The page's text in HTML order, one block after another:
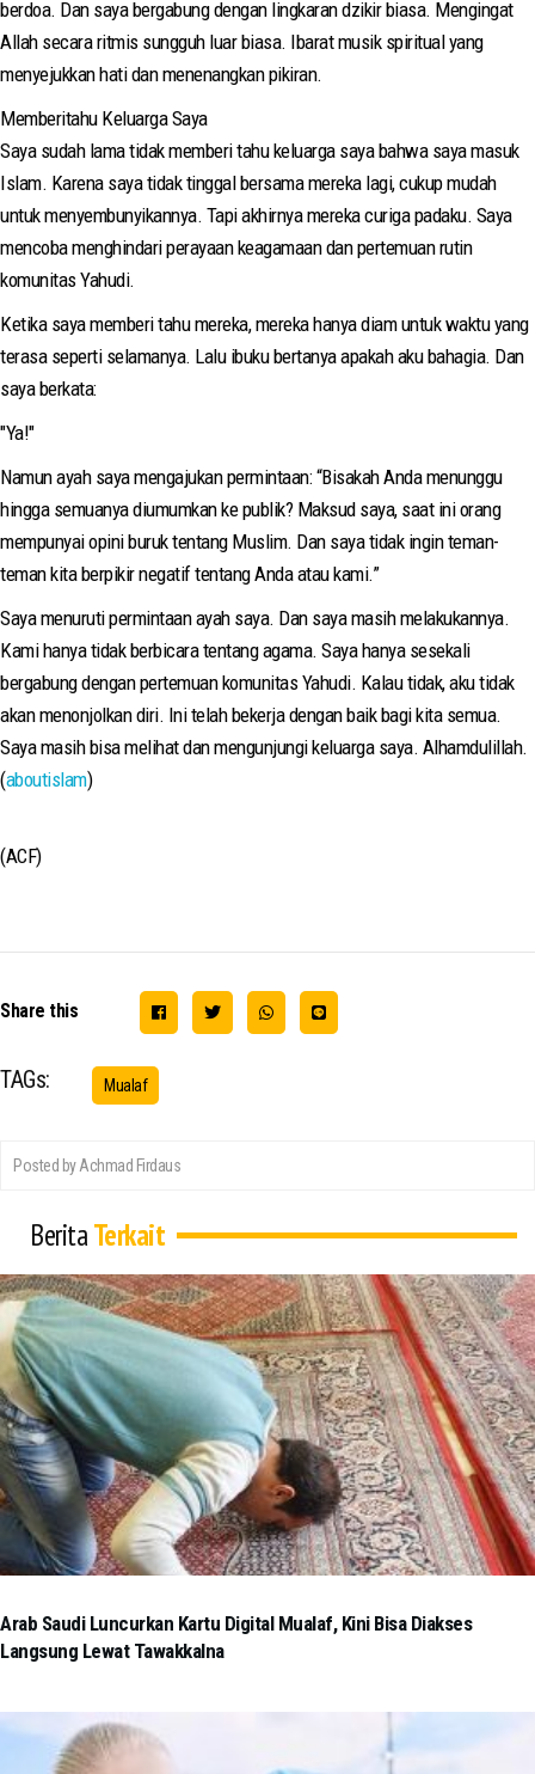
berdoa. Dan saya bergabung dengan lingkaran dzikir biasa. Mengingat
Allah secara ritmis sungguh luar biasa. Ibarat musik spiritual yang
menyejukkan hati dan menenangkan pikiran.
Memberitahu Keluarga Saya
Saya sudah lama tidak memberi tahu keluarga saya bahwa saya masuk
Islam. Karena saya tidak tinggal bersama mereka lagi, cukup mudah
untuk menyembunyikannya. Tapi akhirnya mereka curiga padaku. Saya
mencoba menghindari perayaan keagamaan dan pertemuan rutin
komunitas Yahudi.
Ketika saya memberi tahu mereka, mereka hanya diam untuk waktu yang
terasa seperti selamanya. Lalu ibuku bertanya apakah aku bahagia. Dan
saya berkata:
"Ya!"
Namun ayah saya mengajukan permintaan: “Bisakah Anda menunggu
hingga semuanya diumumkan ke publik? Maksud saya, saat ini orang
mempunyai opini buruk tentang Muslim. Dan saya tidak ingin teman-
teman kita berpikir negatif tentang Anda atau kami.”
Saya menuruti permintaan ayah saya. Dan saya masih melakukannya.
Kami hanya tidak berbicara tentang agama. Saya hanya sesekali
bergabung dengan pertemuan komunitas Yahudi. Kalau tidak, aku tidak
akan menonjolkan diri. Ini telah bekerja dengan baik bagi kita semua.
Saya masih bisa melihat dan mengunjungi keluarga saya. Alhamdulillah.
(aboutislam)
(ACF)
Share this
TAGs: Mualaf
Posted by Achmad Firdaus
BeritaTerkait
Arab Saudi Luncurkan Kartu Digital Mualaf, Kini Bisa Diakses
Langsung Lewat Tawakkalna